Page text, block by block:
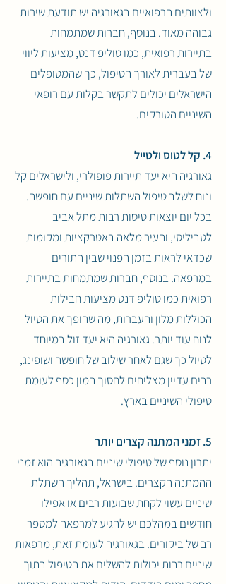
ולצוותים הרפואיים בגאורגיה יש תודעת שירות
גבוהה מאוד. בנוסף, חברות שמתמחות
בתיירות רפואית, כמו טוליפ דנט, מציעות ליווי
של בעברית לאורך הטיפול, כך שהמטופלים
הישראלים יכולים לתקשר בקלות עם רופאי
השיניים הטורקים.
4. קל לטוס ולטייל
גאורגיה היא יעד תיירות פופולרי, ולישראלים קל
ונוח לשלב טיפול השתלות שיניים עם חופשה.
בכל יום יוצאות טיסות רבות מתל אביב
לטביליסי, והעיר מלאה באטרקציות ומקומות
שכדאי לראות בזמן הפנוי שבין התורים
במרפאה. בנוסף, חברות שמתמחות בתיירות
רפואית כמו טוליפ דנט מציעות חבילות
הכוללות מלון והעברות, מה שהופך את הטיול
לנוח עוד יותר. גאורגיה היא יעד זול במיוחד
לטיול כך שגם לאחר שילוב של חופשה ושופינג,
רבים עדיין מצליחים לחסוך המון כסף לעומת
טיפולי השיניים בארץ.
5. זמני המתנה קצרים יותר
יתרון נוסף של טיפולי שיניים בגאורגיה הוא זמני
ההמתנה הקצרים. בישראל, תהליך השתלת
שיניים עשוי לקחת שבועות רבים או אפילו
חודשים במהלכם יש להגיע למרפאה למספר
רב של ביקורים. בגאורגיה לעומת זאת, מרפאות
שיניים רבות יכולות להשלים את הטיפול בתוך